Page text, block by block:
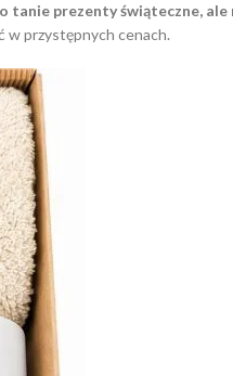
tanie prezenty świąteczne,
w przystępnych cenach.